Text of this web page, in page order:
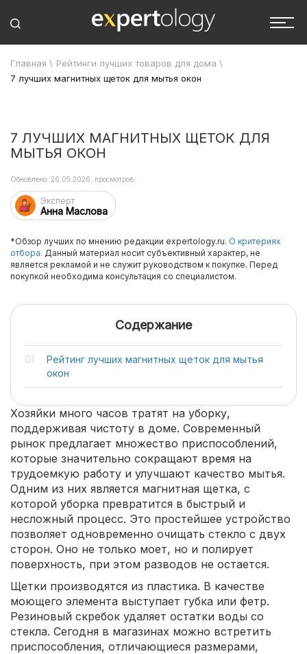
Главная \ Рейтинги лучших товаров для дома \
7 лучших магнитных щеток для мытья окон
7 ЛУЧШИХ МАГНИТНЫХ ЩЕТОК ДЛЯ
МЫТЬЯ ОКОН
Эксперт
Анна Маслова
Обновлено: 26.05.2026, просмотров:
*Обзор лучших по мнению редакции expertology.ru. О критериях
отбора. Данный материал носит субъективный характер, не
является рекламой и не служит руководством к покупке. Перед
покупкой необходима консультация со специалистом.
Содержание
Рейтинг лучших магнитных щеток для мытья
окон
Хозяйки много часов тратят на уборку,
поддерживая чистоту в доме. Современный
рынок предлагает множество приспособлений,
которые значительно сокращают время на
трудоемкую работу и улучшают качество мытья.
Одним из них является магнитная щетка, с
которой уборка превратится в быстрый и
несложный процесс. Это простейшее устройство
позволяет одновременно очищать стекло с двух
сторон. Оно не только моет, но и полирует
поверхность, при этом разводов не остается.
Щетки производятся из пластика. В качестве
моющего элемента выступает губка или фетр.
Резиновый скребок удаляет остатки воды со
стекла. Сегодня в магазинах можно встретить
приспособления, отличающиеся размерами,